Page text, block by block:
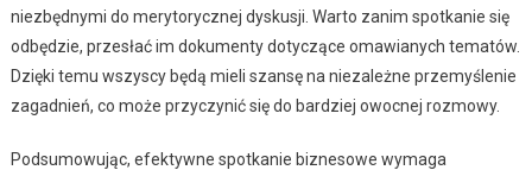
niezbędnymi do merytorycznej dyskusji. Warto zanim spotkanie się
odbędzie, przesłać im dokumenty dotyczące omawianych tematów.
Dzięki temu wszyscy będą mieli szansę na niezależne przemyślenie
zagadnień, co może przyczynić się do bardziej owocnej rozmowy.
Podsumowując, efektywne spotkanie biznesowe wymaga